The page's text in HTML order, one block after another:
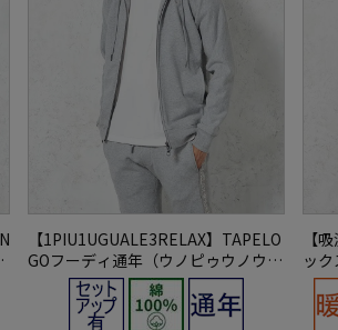
【1PIU1UGUALE3RELAX】TAPELO
GOフーディ通年（ウノピゥウノウグ
ァーレトレ）
【
ッ
中
ン